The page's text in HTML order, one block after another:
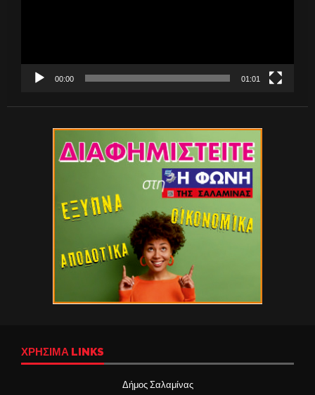
00:00 01:01
ΧΡΉΣΙΜΑ LINKS
Δήμος Σαλαμίνας